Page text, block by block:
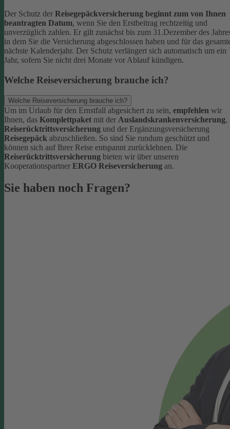
Der Schutz der Reisegepäckversicherung beginnt zum von Ihnen
beantragten Datum, wenn Sie den Erstbeitrag rechtzeitig und
unverzüglich zahlen. Er gilt zunächst bis zum 31.Dezember des
in dem Sie die Versicherung abgeschlossen haben und für das
nächste Kalenderjahr. Der Schutz verlängert sich automatisch um ein
Jahr, sofern Sie nicht drei Monate vor Ablauf kündigen.
Welche Reiseversicherung brauche ich?
Welche Reiseversicherung brauche ich?
Um im Urlaub für den Ernstfall abgesichert zu sein, empfehlen wir
Ihnen, das Komplettpaket mit der Auslandskrankenversicherung,
Reiserücktrittsversicherung und der Ergänzungsversicherung
Reisegepäck abzuschließen. So sind Sie rundum geschützt und
können sich auf Ihrer Reise entspannt zurücklehnen. Die
Reiserücktrittsversicherung bieten wir über unseren
Kooperationspartner ERGO Reiseversicherung an.
Sie haben noch Fragen?